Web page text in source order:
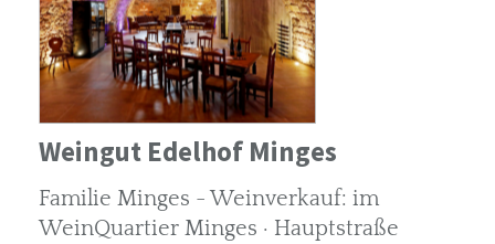
Weingut Edelhof Minges
Familie Minges - Weinverkauf: im
WeinQuartier Minges · Hauptstraße